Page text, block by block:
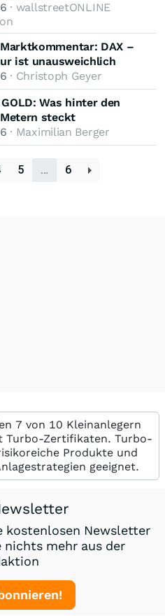
· wallstreetONLINE
DAX –
ist unausweichlich
· Christoph Geyer
GOLD: Was hinter den
steckt
· Maximilian Berger
5 … 6
7 von 10 Kleinanlegern
Turbo-Zertifikaten. Turbo-
Produkte und
geeignet.
kostenlosen Newsletter
nichts mehr aus der